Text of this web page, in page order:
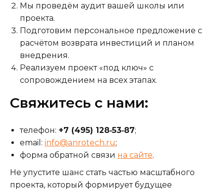
Мы проведём аудит вашей школы или
проекта.
Подготовим персональное предложение с
расчётом возврата инвестиций и планом
внедрения.
Реализуем проект «под ключ» с
сопровождением на всех этапах.
Свяжитесь с нами:
телефон: +7 (495) 128‑53‑87;
email: info@anrotech.ru;
форма обратной связи на сайте.
Не упустите шанс стать частью масштабного
проекта, который формирует будущее